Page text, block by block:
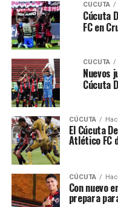
CÚCUTA
Cúcuta
FC en
CÚCUTA
Nuevos
Cúcuta
CÚCUTA
El Cúcuta
Atlético FC
CÚCUTA
Con nuevo
prepara